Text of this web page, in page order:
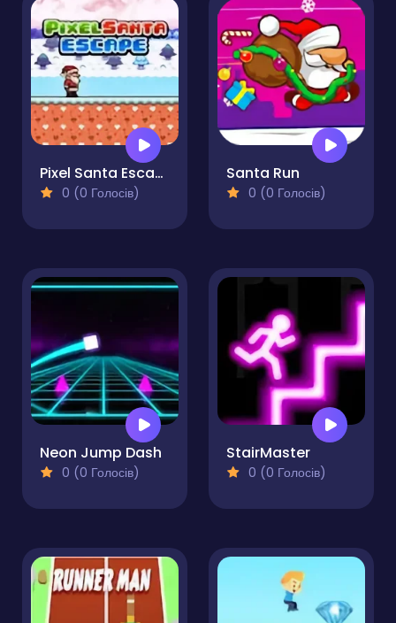
Pixel Santa Escape
0 (0 Голосів)
Santa Run
0 (0 Голосів)
Neon Jump Dash
0 (0 Голосів)
StairMaster
0 (0 Голосів)